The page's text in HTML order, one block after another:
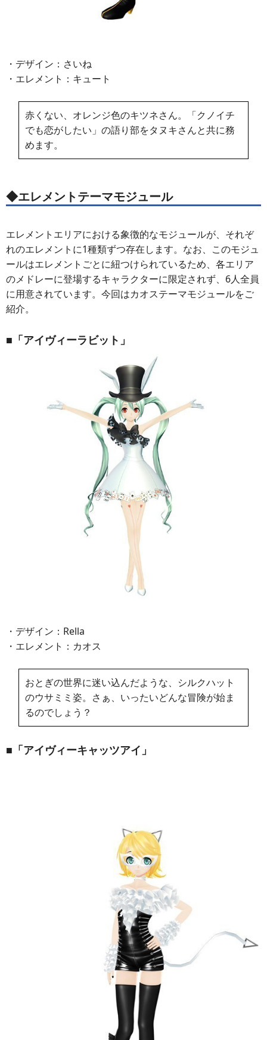
・デザイン：さいね
・エレメント：キュート
赤くない、オレンジ色のキツネさん。「クノイチ
でも恋がしたい」の語り部をタヌキさんと共に務
めます。
◆エレメントテーマモジュール
エレメントエリアにおける象徴的なモジュールが、それぞ
れのエレメントに1種類ずつ存在します。なお、このモジュ
ールはエレメントごとに紐つけられているため、各エリア
のメドレーに登場するキャラクターに限定されず、6人全員
に用意されています。今回はカオステーマモジュールをご
紹介。
■「アイヴィーラビット」
・デザイン：Rella
・エレメント：カオス
おとぎの世界に迷い込んだような、シルクハット
のウサミミ姿。さぁ、いったいどんな冒険が始ま
るのでしょう？
■「アイヴィーキャッツアイ」